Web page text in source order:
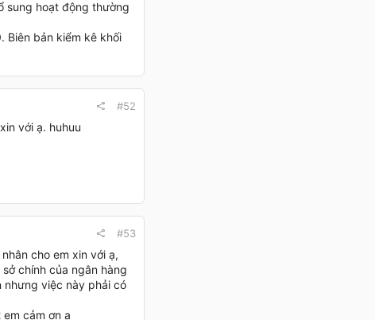
sung hoạt động thường
Biên bản kiểm kê khối
#52
với ạ. huhuu
#53
cho em xin với ạ,
chính của ngân hàng
nhưng việc này phải có
cảm ơn ạ